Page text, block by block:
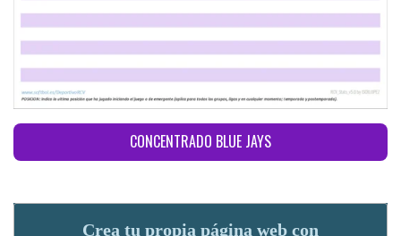
CONCENTRADO BLUE JAYS
Crea tu propia página web con